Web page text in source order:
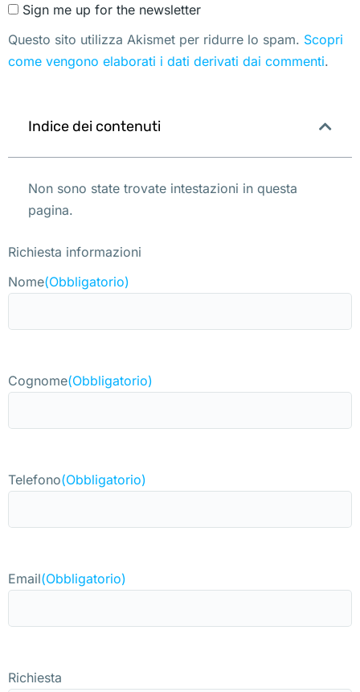
Sign me up for the newsletter
Questo sito utilizza Akismet per ridurre lo spam. Scopri
come vengono elaborati i dati derivati dai commenti.
Indice dei contenuti
Non sono state trovate intestazioni in questa
pagina.
Richiesta informazioni
Nome(Obbligatorio)
Cognome(Obbligatorio)
Telefono(Obbligatorio)
Email(Obbligatorio)
Richiesta